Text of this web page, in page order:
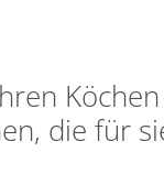
die für